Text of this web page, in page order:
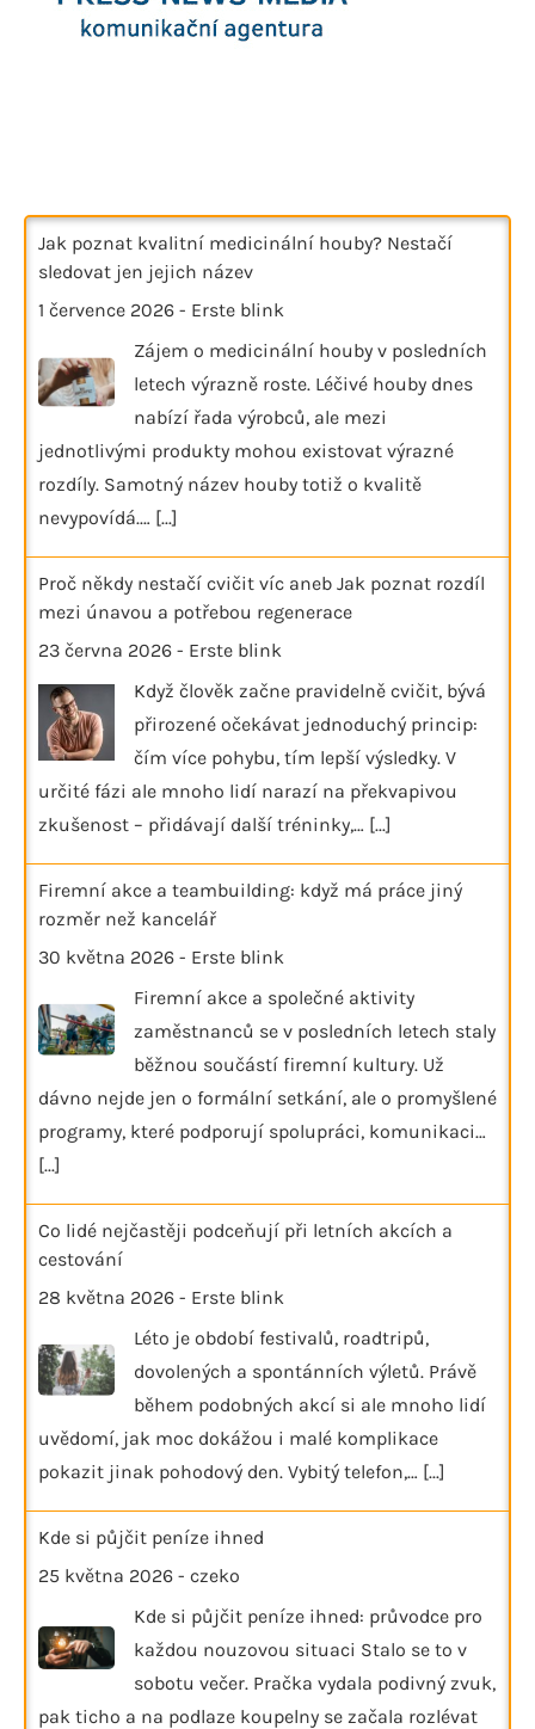
Jak poznat kvalitní medicinální houby? Nestačí
sledovat jen jejich název
1 července 2026 - Erste blink
Zájem o medicinální houby v posledních
letech výrazně roste. Léčivé houby dnes
nabízí řada výrobců, ale mezi
jednotlivými produkty mohou existovat výrazné
rozdíly. Samotný název houby totiž o kvalitě
nevypovídá.… [...]
Proč někdy nestačí cvičit víc aneb Jak poznat rozdíl
mezi únavou a potřebou regenerace
23 června 2026 - Erste blink
Když člověk začne pravidelně cvičit, bývá
přirozené očekávat jednoduchý princip:
čím více pohybu, tím lepší výsledky. V
určité fázi ale mnoho lidí narazí na překvapivou
zkušenost – přidávají další tréninky,… [...]
Firemní akce a teambuilding: když má práce jiný
rozměr než kancelář
30 května 2026 - Erste blink
Firemní akce a společné aktivity
zaměstnanců se v posledních letech staly
běžnou součástí firemní kultury. Už
dávno nejde jen o formální setkání, ale o promyšlené
programy, které podporují spolupráci, komunikaci…
[...]
Co lidé nejčastěji podceňují při letních akcích a
cestování
28 května 2026 - Erste blink
Léto je období festivalů, roadtripů,
dovolených a spontánních výletů. Právě
během podobných akcí si ale mnoho lidí
uvědomí, jak moc dokážou i malé komplikace
pokazit jinak pohodový den. Vybitý telefon,… [...]
Kde si půjčit peníze ihned
25 května 2026 - czeko
Kde si půjčit peníze ihned: průvodce pro
každou nouzovou situaci Stalo se to v
sobotu večer. Pračka vydala podivný zvuk,
pak ticho a na podlaze koupelny se začala rozlévat